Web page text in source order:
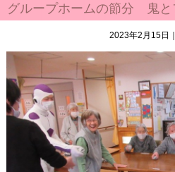
グループホームの節分 鬼と
2023年2月15日